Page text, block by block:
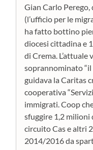
Gian Carlo
(l’ufficio per le
ha fatto bottino
diocesi cittadina e
di Crema. L’attuale
soprannominato
guidava la Caritas
cooperativa
immigrati. Coop
sfuggire 1,2 milioni
circuito Cas e altri
2014/2016 da